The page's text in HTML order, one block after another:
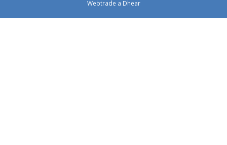
Webtrade a Dhear